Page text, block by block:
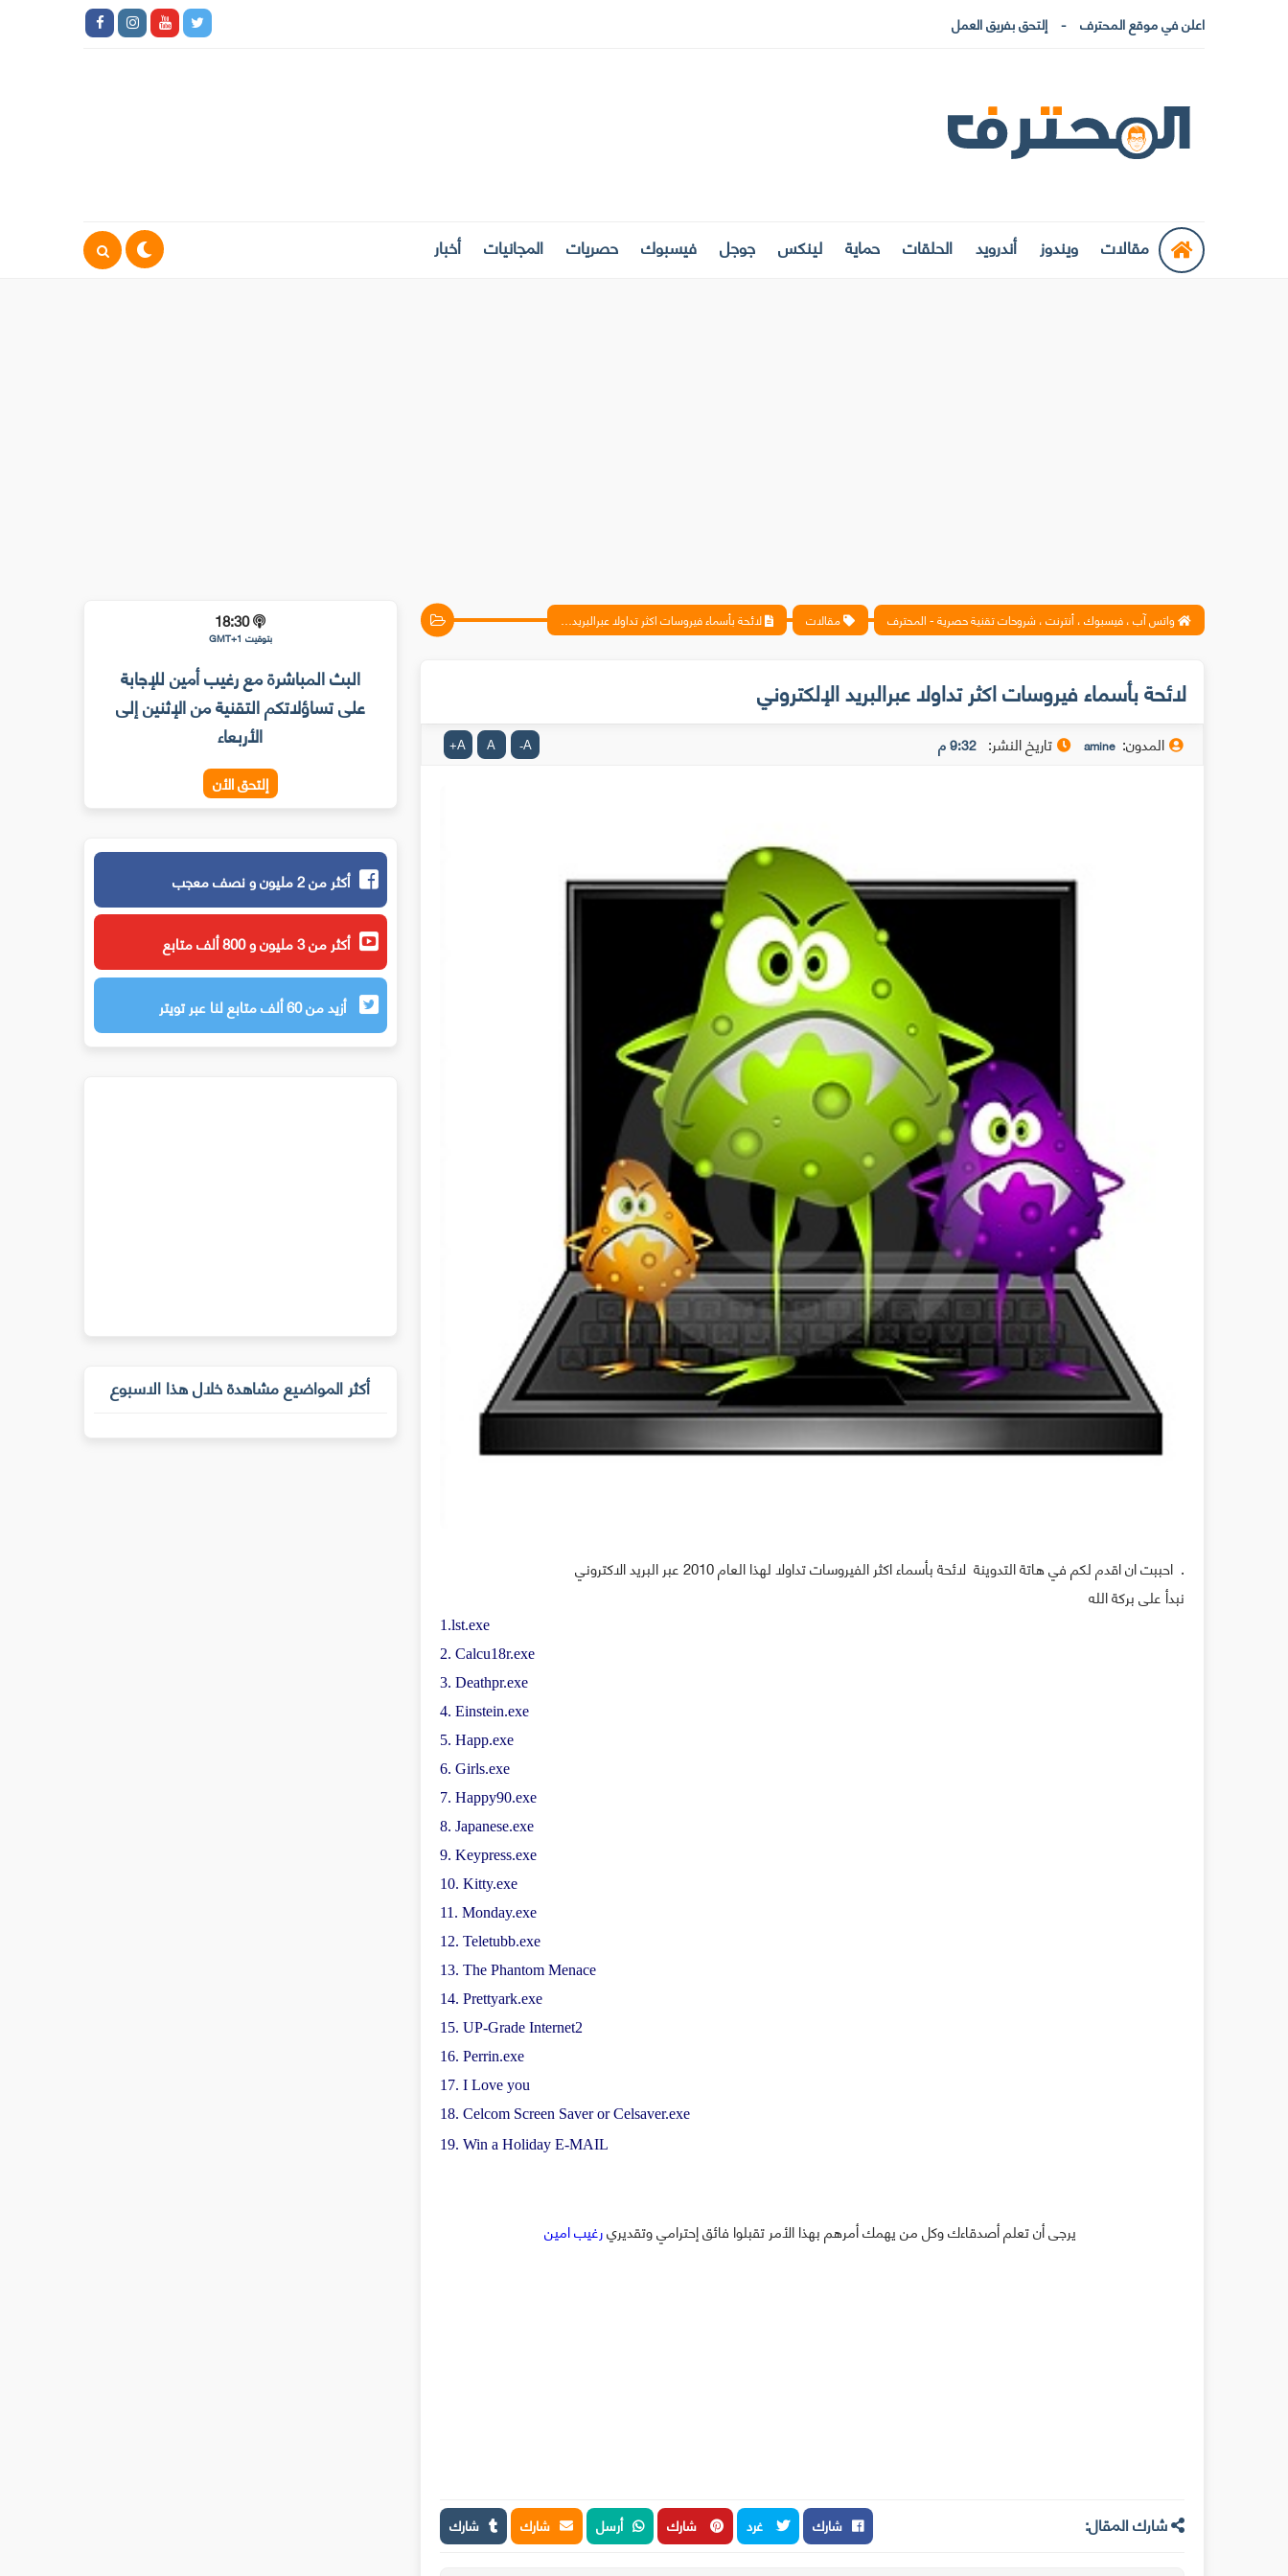
اعلن في موقع المحترف إلتحق بفريق العمل
مقالات ويندوز أندرويد الحلقات حماية لينكس جوجل فيسبوك حصريات المجانيات أخبار
واتس آب ، فيسبوك ، أنترنت ، شروحات تقنية حصرية - المحترف مقالات لائحة بأسماء فيروسات اكثر تداولا عبرالبريد الإلكتروني
لائحة بأسماء فيروسات اكثر تداولا عبرالبريد الإلكتروني
المدون: amine تاريخ النشر: 9:32 م A
-
A
A
+
احببت ان اقدم لكم في هاتة التدوينة لائحة بأسماء اكثر الفيروسات تداولا لهذا العام 2010 عبر البريد الاكتروني .
نبدأ على بركة الله
1.lst.exe
2. Calcu18r.exe
3. Deathpr.exe
4. Einstein.exe
5. Happ.exe
6. Girls.exe
7. Happy90.exe
8. Japanese.exe
9. Keypress.exe
10. Kitty.exe
11. Monday.exe
12. Teletubb.exe
13. The Phantom Menace
14. Prettyark.exe
15. UP-Grade Internet2
16. Perrin.exe
17. I Love you
18. Celcom Screen Saver or Celsaver.exe
19. Win a Holiday E-MAIL
يرجى أن تعلم أصدقاءك وكل من يهمك أمرهم بهذا الأمر تقبلوا فائق إحترامي وتقديريرغيب امين
شارك المقال: شارك غرد شارك أرسل شارك شارك
18:30
بتوقيت GMT+1
البث المباشرة مع رغيب أمين للإجابة
على تساؤلاتكم التقنية من الإثنين إلى
الأربعاء
إلتحق الأن
أكثر من 2 مليون و نصف معجب
أكثر من 3 مليون و 800 ألف متابع
أزيد من 60 ألف متابع لنا عبر تويتر
أكثر المواضيع مشاهدة خلال هذا الاسبوع